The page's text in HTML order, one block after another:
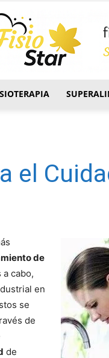
el
de
cabo,
en
se
de
de